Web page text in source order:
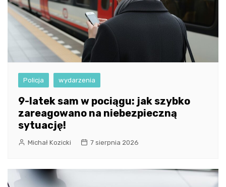
Policja wydarzenia
9-latek sam w pociągu: jak szybko
zareagowano na niebezpieczną
sytuację!
Michał Kozicki 7 sierpnia 2026